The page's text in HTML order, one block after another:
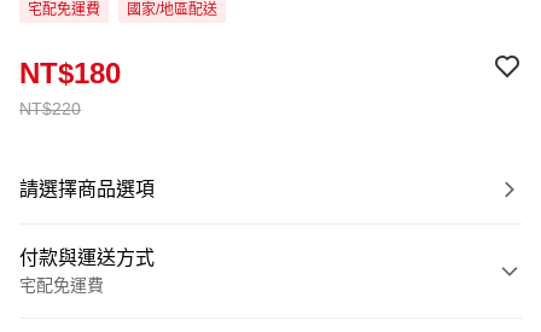
宅配免運費 國家/地區配送
NT$220
NT$180
請選擇商品選項
付款與運送方式
宅配免運費